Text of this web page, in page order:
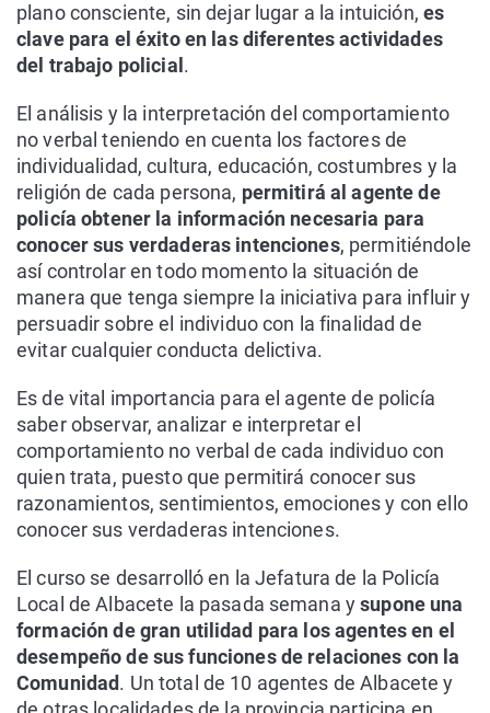
plano consciente, sin dejar lugar a la intuición,es
clave para el éxito en las diferentes actividades
del trabajo policial .
El análisis y la interpretación del comportamiento
no verbal teniendo en cuenta los factores de
individualidad, cultura, educación, costumbres y la
religión de cada persona, permitirá al agente de
policía obtener la información necesaria para
conocer sus verdaderas intenciones, permitiéndole
así controlar en todo momento la situación de
manera que tenga siempre la iniciativa para influir y
persuadir sobre el individuo con la finalidad de
evitar cualquier conducta delictiva.
Es de vital importancia para el agente de policía
saber observar, analizar e interpretar el
comportamiento no verbal de cada individuo con
quien trata, puesto que permitirá conocer sus
razonamientos, sentimientos, emociones y con ello
conocer sus verdaderas intenciones.
El curso se desarrolló en la Jefatura de la Policía
Local de Albacete la pasada semana ysupone una
formación de gran utilidad para los agentes en el
desempeño de sus funciones de relaciones con la
Comunidad. Un total de 10 agentes de Albacete y